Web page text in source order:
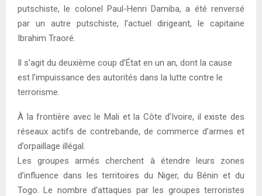
putschiste, le colonel Paul-Henri Damiba, a été renversé
par un autre putschiste, l’actuel dirigeant, le capitaine
Ibrahim Traoré.
Il s’agit du deuxième coup d’État en un an, dont la cause
est l’impuissance des autorités dans la lutte contre le
terrorisme.
À la frontière avec le Mali et la Côte d’Ivoire, il existe des
réseaux actifs de contrebande, de commerce d’armes et
d’orpaillage illégal.
Les groupes armés cherchent à étendre leurs zones
d’influence dans les territoires du Niger, du Bénin et du
Togo. Le nombre d’attaques par les groupes terroristes